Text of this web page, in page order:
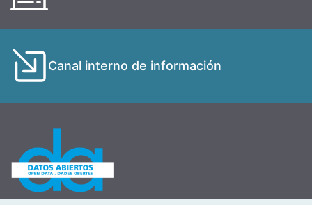
Canal interno de información